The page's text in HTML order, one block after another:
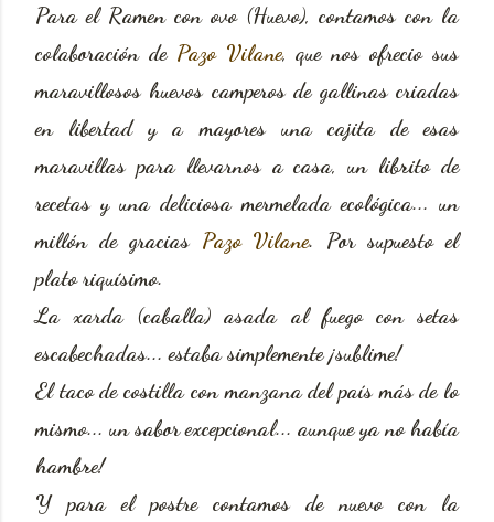
Para el Ramen con ovo (Huevo), contamos con la
colaboración de Pazo Vilane, que nos ofrecio sus
maravillosos huevos camperos de gallinas criadas
en libertad y a mayores una cajita de esas
maravillas para llevarnos a casa, un librito de
recetas y una deliciosa mermelada ecológica... un
millón de gracias Pazo Vilane. Por supuesto el
plato riquísimo.
La xarda (caballa) asada al fuego con setas
escabechadas... estaba simplemente ¡sublime!
El taco de costilla con manzana del país más de lo
mismo... un sabor excepcional... aunque ya no había
hambre!
Y para el postre contamos de nuevo con la